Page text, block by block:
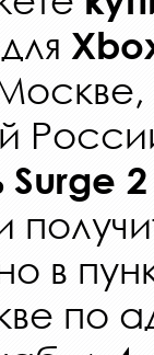
для
Surge
в
по